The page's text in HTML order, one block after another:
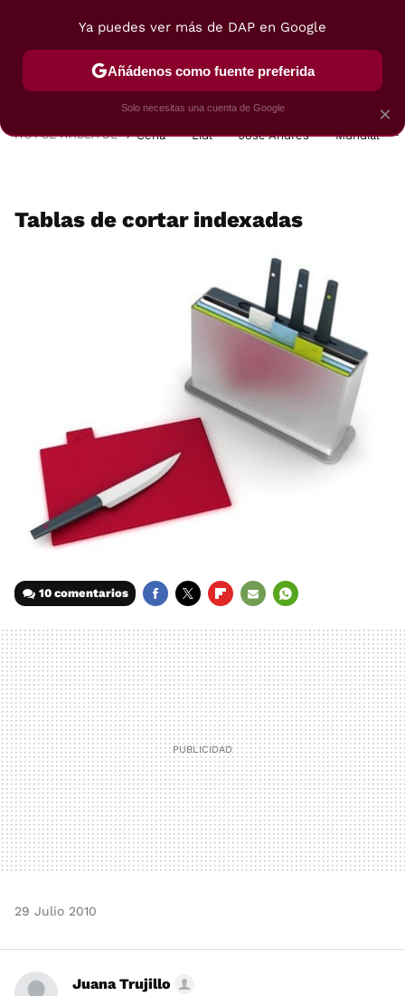
POSTRES VIAJES SELECCIÓN VEGUI
HOY SE HABLA DE Cena Lidl José Andrés Mundial
Tablas de cortar indexadas
10 comentarios
MAIL
29 Julio 2010
Juana Trujillo
×
Ya puedes ver más de DAP en Google
Añádenos como fuente preferida
Solo necesitas una cuenta de Google